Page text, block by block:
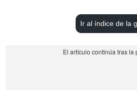
Ir al índice de la